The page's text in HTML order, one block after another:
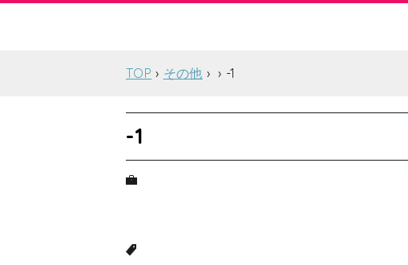
TOP その他 -1
-1